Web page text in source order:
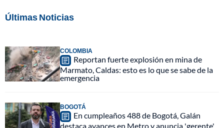
Últimas Noticias
COLOMBIA
Reportan fuerte explosión en mina de
Marmato, Caldas: esto es lo que se sabe de la
emergencia
BOGOTÁ
En cumpleaños 488 de Bogotá, Galán
destaca avances en Metro y anuncia 'gerente'